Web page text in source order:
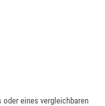
eines vergleichbaren